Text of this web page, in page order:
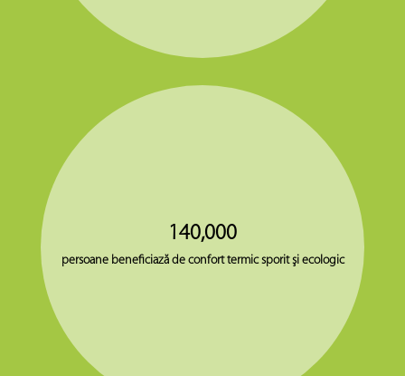
140,000
persoane beneficiază de confort termic sporit şi ecologic